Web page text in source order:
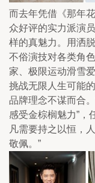
而去年凭借《那年
众好评的实力派演
样的真魅力。用洒
不俗演技对各类角
家、极限运动滑雪
挑战无限人生可能
品牌理念不谋而合
感受金棕榈魅力”，
凡需要持之以恒，
敬佩。”